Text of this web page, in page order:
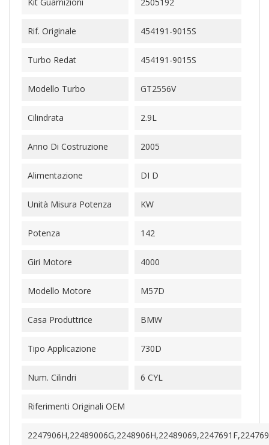
Rif. Originale 454191-9015S
Turbo Redat 454191-9015S
Modello Turbo GT2556V
Cilindrata 2.9L
Anno Di Costruzione 2005
Alimentazione DI D
Unità Misura Potenza KW
Potenza 142
Giri Motore 4000
Modello Motore M57D
Casa Produttrice BMW
Tipo Applicazione 730D
Num. Cilindri 6 CYL
Riferimenti Originali OEM